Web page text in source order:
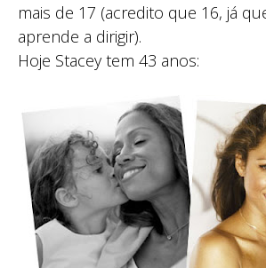
mais de 17 (acredito que 16, já
aprende a dirigir).
Hoje Stacey tem 43 anos: